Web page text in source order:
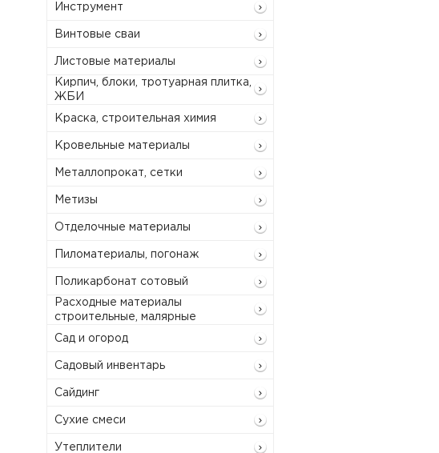
Инструмент
Винтовые сваи
Листовые материалы
Кирпич, блоки, тротуарная плитка,
ЖБИ
Краска, строительная химия
Кровельные материалы
Металлопрокат, сетки
Метизы
Отделочные материалы
Пиломатериалы, погонаж
Поликарбонат сотовый
Расходные материалы
строительные, малярные
Сад и огород
Садовый инвентарь
Сайдинг
Сухие смеси
Утеплители